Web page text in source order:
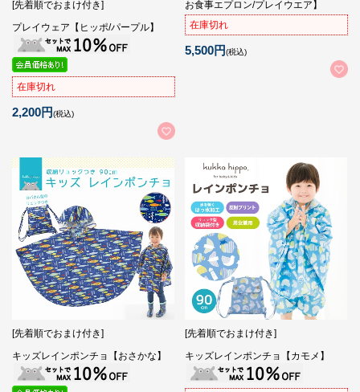
[先着順でおまけ付き]
プレイウェア【ヒッポ/パープル】
在庫切れ
2,200円(税込)
お食事エプロン/プレイウエア】
在庫切れ
5,500円(税込)
[先着順でおまけ付き]
キッズレインポンチョ【おさかな】
[先着順でおまけ付き]
キッズレインポンチョ【カモメ】